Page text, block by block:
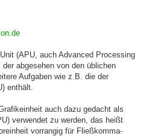
(APU, auch Advanced Processing
der abgesehen von den üblichen
Aufgaben wie z.B. die der
enthält.
auch dazu gedacht als
verwendet zu werden, das heißt
vorrangig für Fließkomma-